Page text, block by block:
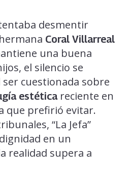
desmentir
Coral Villarreal
una buena
el silencio se
cuestionada sobre
estéticareciente en
que prefirió evitar.
“La Jefa”
en un
realidad supera a